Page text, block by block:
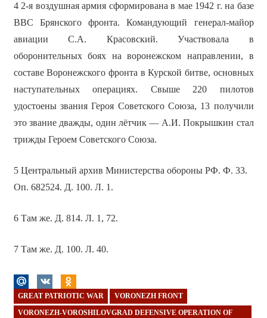
4 2-я воздушная армия сформирована в мае 1942 г. на базе
ВВС Брянского фронта. Командующий генерал-майор
авиации С.А. Красовский. Участвовала в
оборонительных боях на воронежском направлении, в
составе Воронежского фронта в Курской битве, основных
наступательных операциях. Свыше 220 пилотов
удостоены звания Героя Советского Союза, 13 получили
это звание дважды, один лётчик — А.И. Покрышкин стал
трижды Героем Советского Союза.
5 Центральный архив Министерства обороны РФ. Ф. 33.
Оп. 682524. Д. 100. Л. 1.
6 Там же. Д. 814. Л. 1, 72.
7 Там же. Д. 100. Л. 40.
GREAT PATRIOTIC WAR VORONEZH FRONT
VORONEZH-VOROSHILOVGRAD DEFENSIVE OPERATION OF